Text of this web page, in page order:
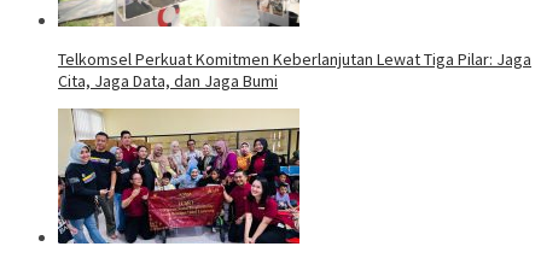
Telkomsel Perkuat Komitmen Keberlanjutan Lewat Tiga Pilar: Jaga
Cita, Jaga Data, dan Jaga Bumi